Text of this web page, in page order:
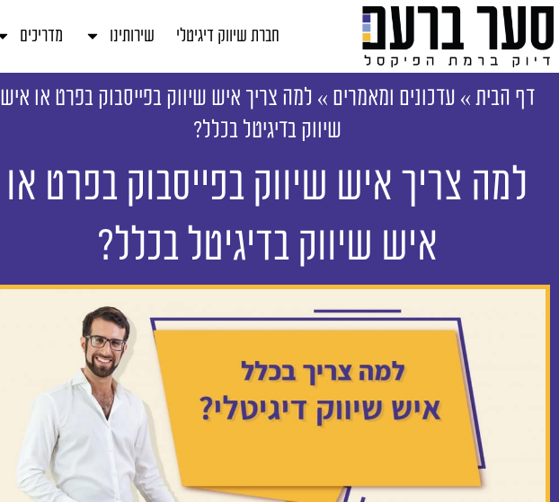
חברת שיווק דיגיטלי שירותינו מדריכים
דף הבית » עדכונים ומאמרים » למה צריך איש שיווק בפייסבוק בפרט או איש
שיווק בדיגיטל בכלל?
למה צריך איש שיווק בפייסבוק בפרט או
איש שיווק בדיגיטל בכלל?